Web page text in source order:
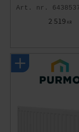
2 519 KR